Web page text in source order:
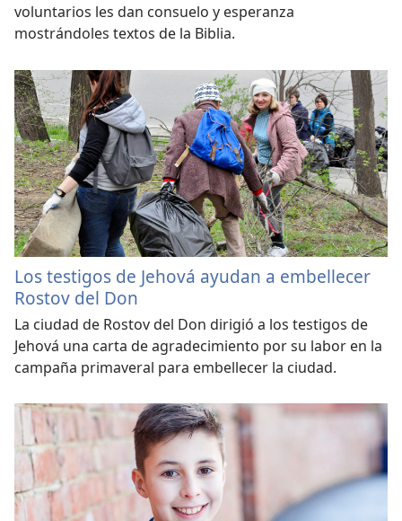
voluntarios les dan consuelo y esperanza
mostrándoles textos de la Biblia.
Los testigos de Jehová ayudan a embellecer
Rostov del Don
La ciudad de Rostov del Don dirigió a los testigos de
Jehová una carta de agradecimiento por su labor en la
campaña primaveral para embellecer la ciudad.